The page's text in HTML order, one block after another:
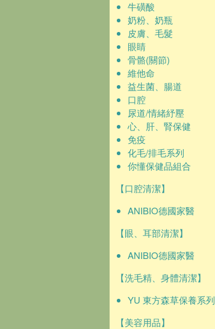
牛磺酸
奶粉、奶瓶
皮膚、毛髮
眼睛
骨骼(關節)
維他命
益生菌、腸道
口腔
尿道/情緒紓壓
心、肝、腎保健
免疫
化毛/排毛系列
你懂保健品組合
【口腔清潔】
ANIBIO德國家醫
【眼、耳部清潔】
ANIBIO德國家醫
【洗毛精、身體清潔】
YU 東方森草保養系列
【美容用品】